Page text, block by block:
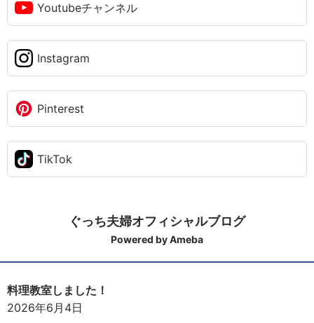
Youtubeチャンネル
Instagram
Pinterest
TikTok
ぐっち夫婦オフィシャルブログ
Powered by Ameba
料理教室しました！
2026年6月4日